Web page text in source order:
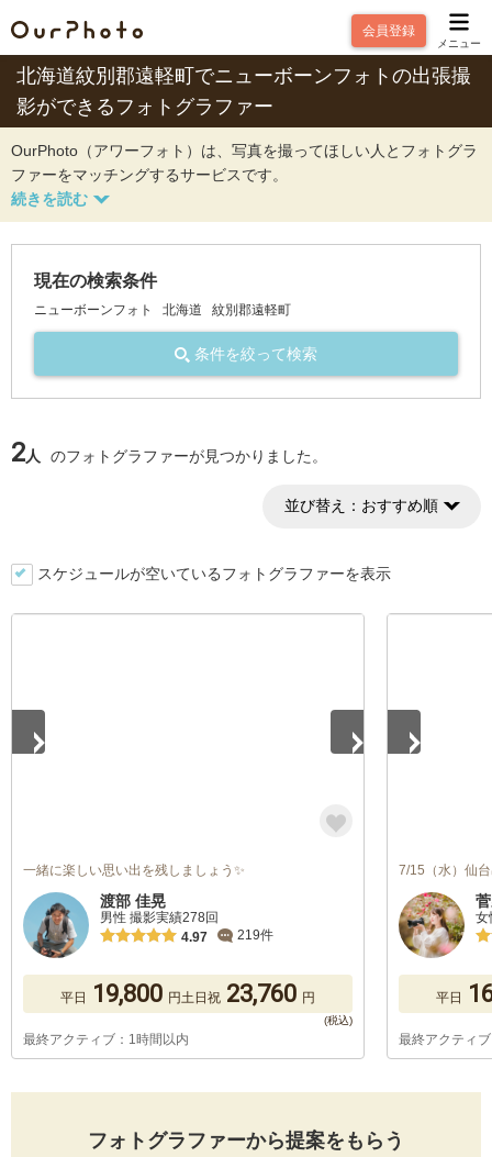
会員登録
メニュー
北海道紋別郡遠軽町でニューボーンフォトの出張撮
影ができるフォトグラファー
OurPhoto（アワーフォト）は、写真を撮ってほしい人とフォトグラ
ファーをマッチングするサービスです。
現在の検索条件
ニューボーンフォト 北海道 紋別郡遠軽町
条件を絞って検索
2人 のフォトグラファーが見つかりました。
並び替え： おすすめ順
スケジュールが空いているフォトグラファーを表示
一緒に楽しい思い出を残しましょう✨
渡部 佳晃
男性 撮影実績278回
4.97
219件
平日 19,800 円土日祝 23,760 円
最終アクティブ：1時間以内
7/15（水）仙
女
平日
最終アクティ
フォトグラファーから提案をもらう